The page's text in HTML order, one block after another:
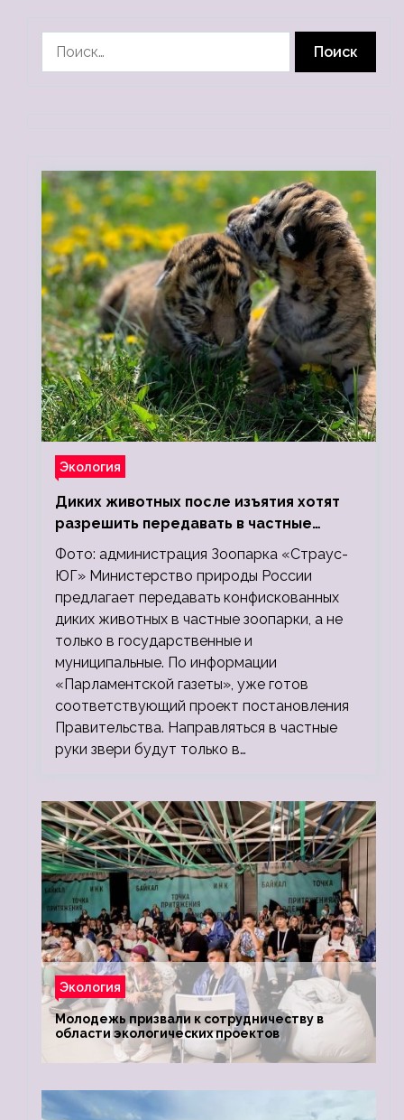
Экология
Диких животных после изъятия хотят
разрешить передавать в частные
зоопарки
Фото: администрация Зоопарка «Страус-
ЮГ» Министерство природы России
предлагает передавать конфискованных
диких животных в частные зоопарки, а не
только в государственные и
муниципальные. По информации
«Парламентской газеты», уже готов
соответствующий проект постановления
Правительства. Направляться в частные
руки звери будут только в…
Экология
Молодежь призвали к сотрудничеству в
области экологических проектов